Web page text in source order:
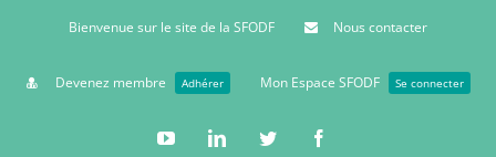
Bienvenue sur le site de la SFODF Nous contacter
Devenez membre Adhérer Mon Espace SFODF Se connecter
YouTubeLinkedinTwitter